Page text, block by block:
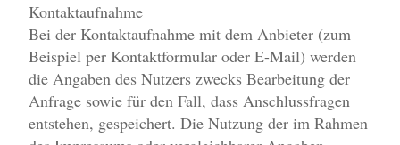
Kontaktaufnahme
Bei der Kontaktaufnahme mit dem Anbieter (zum
Beispiel per Kontaktformular oder E-Mail) werden
die Angaben des Nutzers zwecks Bearbeitung der
Anfrage sowie für den Fall, dass Anschlussfragen
entstehen, gespeichert. Die Nutzung der im Rahmen